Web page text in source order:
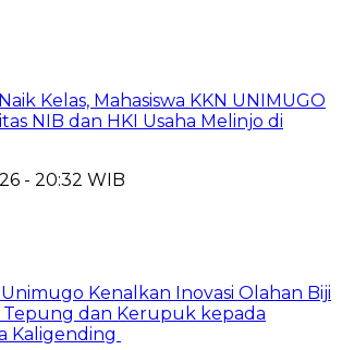
Kelas, Mahasiswa KKN UNIMUGO
NIB dan HKI Usaha Melinjo di
- 20:32 WIB
Unimugo Kenalkan Inovasi Olahan Biji
Tepung dan Kerupuk kepada
Kaligending